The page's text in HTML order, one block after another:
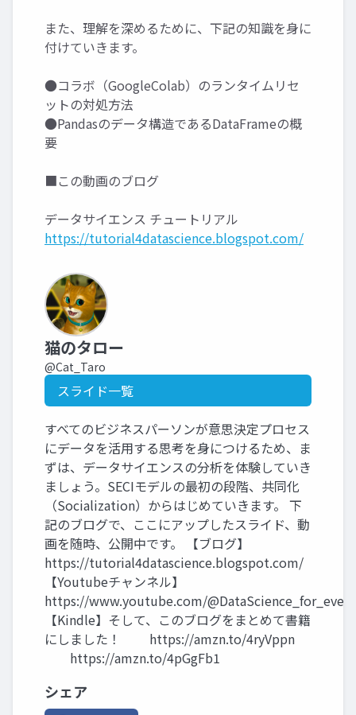
また、理解を深めるために、下記の知識を身に
付けていきます。
●コラボ（GoogleColab）のランタイムリセ
ットの対処方法
●Pandasのデータ構造であるDataFrameの概
要
■この動画のブログ
データサイエンス チュートリアル
https://tutorial4datascience.blogspot.com/
猫のタロー
@Cat_Taro
スライド一覧
すべてのビジネスパーソンが意思決定プロセス
にデータを活用する思考を身につけるため、ま
ずは、データサイエンスの分析を体験していき
ましょう。SECIモデルの最初の段階、共同化
（Socialization）からはじめていきます。 下
記のブログで、ここにアップしたスライド、動
画を随時、公開中です。 【ブログ】
https://tutorial4datascience.blogspot.com/
【Youtubeチャンネル】
https://www.youtube.com/
【Kindle】そして、このブログをまとめて書籍
にしました！ https://amzn.to/4ryVppn
https://amzn.to/4pGgFb1
シェア